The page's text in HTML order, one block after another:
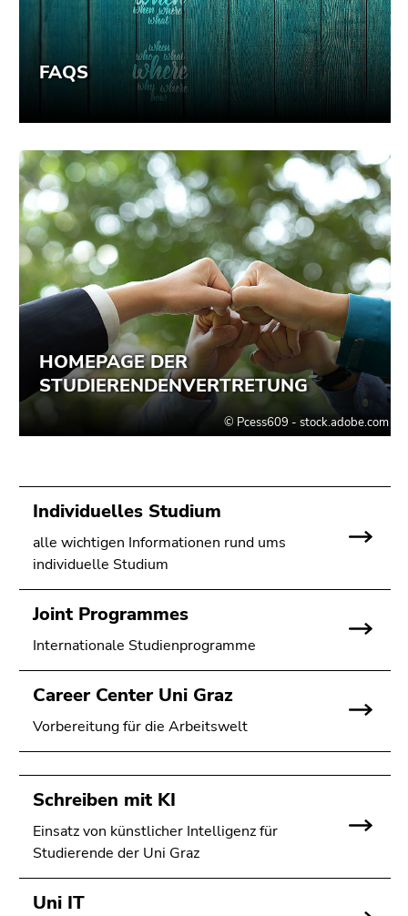
Individuelles Studium
alle wichtigen Informationen rund ums
individuelle Studium
Joint Programmes
Internationale Studienprogramme
Career Center Uni Graz
Vorbereitung für die Arbeitswelt
Schreiben mit KI
Einsatz von künstlicher Intelligenz für
Studierende der Uni Graz
Uni IT